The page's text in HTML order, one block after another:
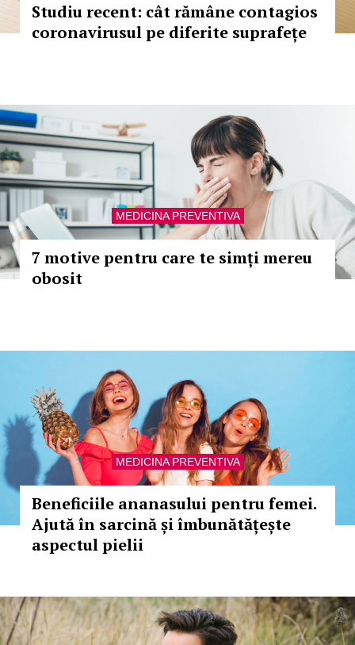
Studiu recent: cât rămâne contagios
coronavirusul pe diferite suprafețe
MEDICINA PREVENTIVA
7 motive pentru care te simți mereu
obosit
MEDICINA PREVENTIVA
Beneficiile ananasului pentru femei.
Ajută în sarcină și îmbunătățește
aspectul pielii